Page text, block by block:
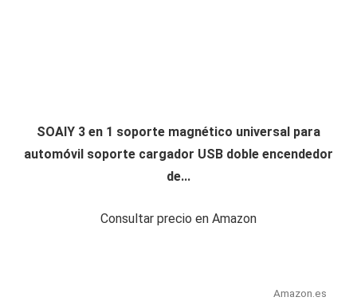
SOAIY 3 en 1 soporte magnético universal para
automóvil soporte cargador USB doble encendedor
de...
Consultar precio en Amazon
Amazon.es